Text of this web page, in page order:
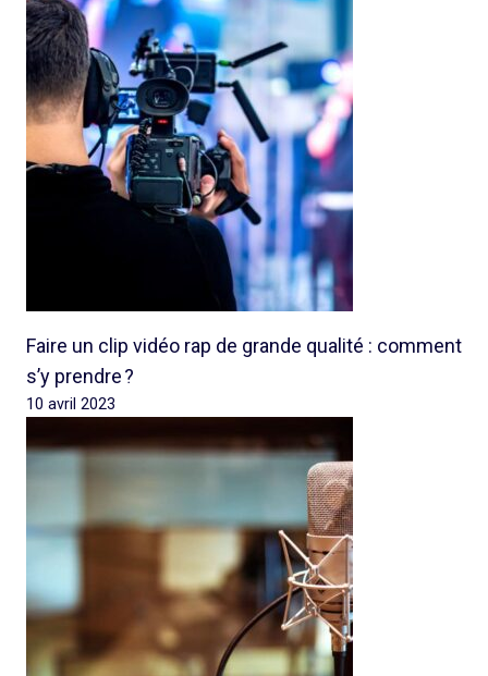
Faire un clip vidéo rap de grande qualité : comment
s’y prendre ?
10 avril 2023